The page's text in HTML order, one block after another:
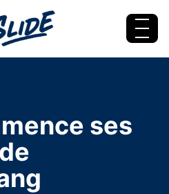
Menu
ses